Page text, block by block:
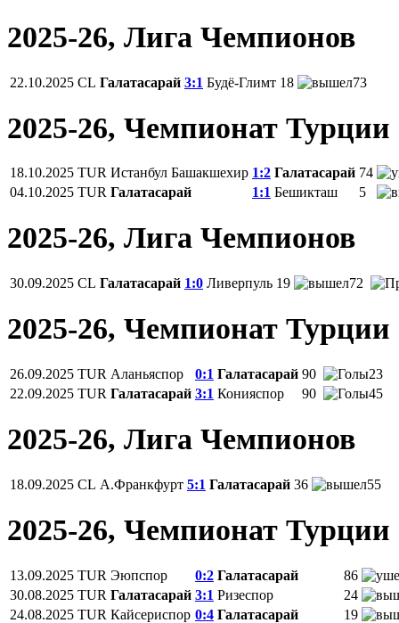
2025-26, Лига Чемпионов
22.10.2025 CL Галатасарай 3:1 Будё-Глимт 18 73
2025-26, Чемпионат Турции
18.10.2025 TUR Истанбул Башакшехир 1:2 Галатасарай 74
04.10.2025 TUR Галатасарай 1:1 Бешикташ 5
2025-26, Лига Чемпионов
30.09.2025 CL Галатасарай 1:0 Ливерпуль 19 72
2025-26, Чемпионат Турции
26.09.2025 TUR Аланьяспор 0:1 Галатасарай 90
23
22.09.2025 TUR Галатасарай 3:1 Конияспор 90 45
2025-26, Лига Чемпионов
18.09.2025 CL А.Франкфурт 5:1 Галатасарай 36 55
2025-26, Чемпионат Турции
13.09.2025 TUR Эюпспор 0:2 Галатасарай
86
30.08.2025 TUR Галатасарай 3:1 Ризеспор
24
24.08.2025 TUR Кайсериспор 0:4 Галатасарай
19